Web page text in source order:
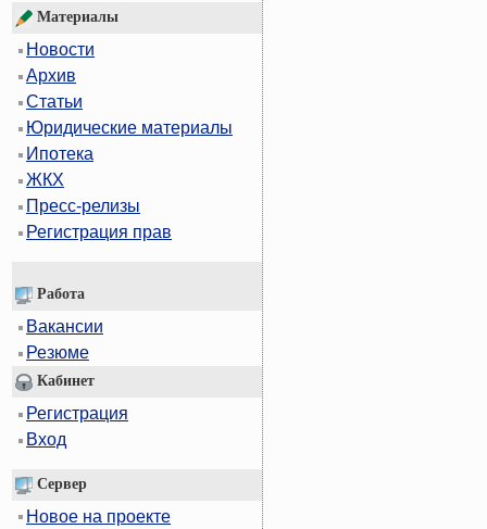
Материалы
Новости
Архив
Статьи
Юридические материалы
Ипотека
ЖКХ
Пресс-релизы
Регистрация прав
Работа
Вакансии
Резюме
Кабинет
Регистрация
Вход
Сервер
Новое на проекте